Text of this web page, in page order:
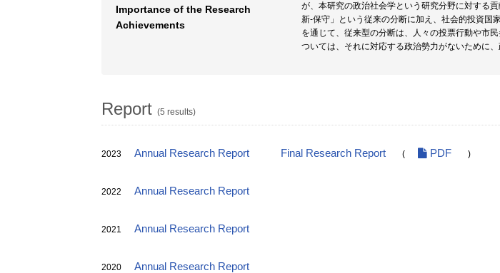
Importance of the Research
Achievements
が、本研究の政治社会学という研究分野に対する
新-保守」という従来の分断に加え、社会的投資国
を通じて、従来型の分断は、人々の投票行動や市
ついては、それに対応する政治勢力がないために
Report (5 results)
2023 Annual Research Report Final Research Report ( PDF )
2022 Annual Research Report
2021 Annual Research Report
2020 Annual Research Report